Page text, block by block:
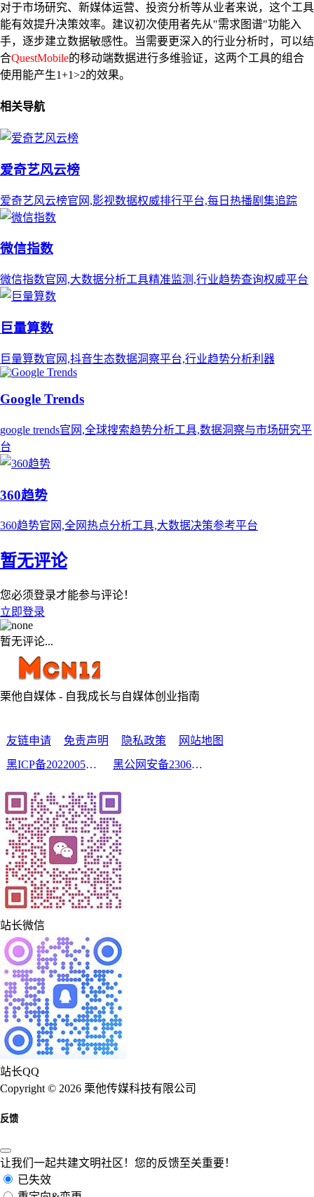
对于市场研究、新媒体运营、投资分析等从业者来说，这个工具
能有效提升决策效率。建议初次使用者先从"需求图谱"功能入
手，逐步建立数据敏感性。当需要更深入的行业分析时，可以结
合QuestMobile的移动端数据进行多维验证，这两个工具的组合
使用能产生1+1>2的效果。
相关导航
爱奇艺风云榜
爱奇艺风云榜官网,影视数据权威排行平台,每日热播剧集追踪
微信指数
微信指数官网,大数据分析工具精准监测,行业趋势查询权威平台
巨量算数
巨量算数官网,抖音生态数据洞察平台,行业趋势分析利器
Google Trends
google trends官网,全球搜索趋势分析工具,数据洞察与市场研究平
台
360趋势
360趋势官网,全网热点分析工具,大数据决策参考平台
暂无评论
您必须登录才能参与评论！
立即登录
暂无评论...
栗他自媒体 - 自我成长与自媒体创业指南
友链申请 免责声明 隐私政策
网站地图
黑ICP备2022005210号-2
黑公网安备23060302000213号
站长微信
站长QQ
Copyright © 2026 栗他传媒科技有限公司
反馈
让我们一起共建文明社区！您的反馈至关重要！
已失效